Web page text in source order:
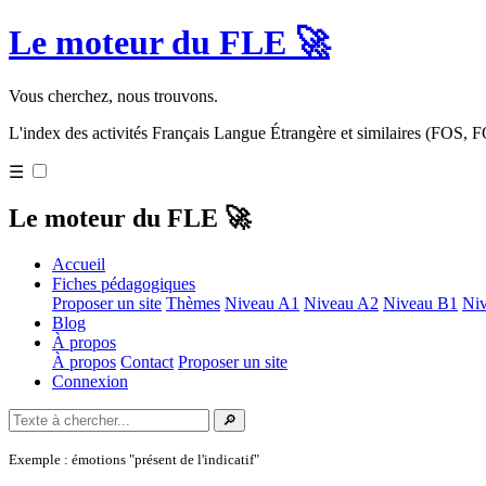
Le moteur du FLE 🚀
Vous cherchez, nous trouvons.
L'index des activités Français Langue Étrangère et similaires (FOS,
☰
Le moteur du FLE 🚀
Accueil
Fiches pédagogiques
Proposer un site Thèmes Niveau A1 Niveau A2 Niveau B1
Blog
À propos
À propos Contact Proposer un site
Connexion
🔎
Exemple : émotions "présent de l'indicatif"